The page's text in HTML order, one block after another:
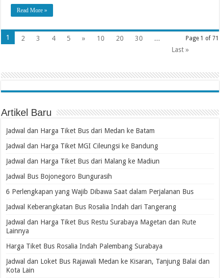
Read More »
Page 1 of 71
1 2 3 4 5 » 10 20 30
...
Last »
Artikel Baru
Jadwal dan Harga Tiket Bus dari Medan ke Batam
Jadwal dan Harga Tiket MGI Cileungsi ke Bandung
Jadwal dan Harga Tiket Bus dari Malang ke Madiun
Jadwal Bus Bojonegoro Bungurasih
6 Perlengkapan yang Wajib Dibawa Saat dalam Perjalanan Bus
Jadwal Keberangkatan Bus Rosalia Indah dari Tangerang
Jadwal dan Harga Tiket Bus Restu Surabaya Magetan dan Rute
Lainnya
Harga Tiket Bus Rosalia Indah Palembang Surabaya
Jadwal dan Loket Bus Rajawali Medan ke Kisaran, Tanjung Balai dan
Kota Lain